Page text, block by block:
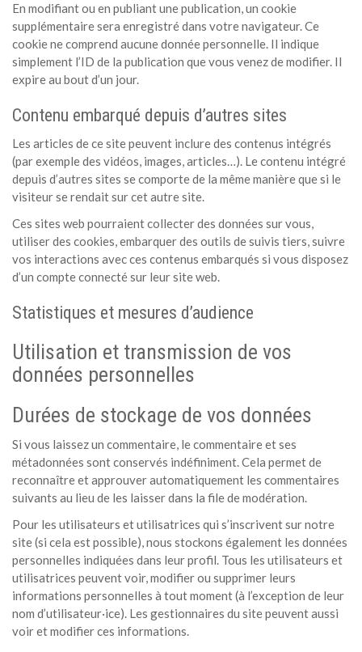
En modifiant ou en publiant une publication, un cookie
supplémentaire sera enregistré dans votre navigateur. Ce
cookie ne comprend aucune donnée personnelle. Il indique
simplement l’ID de la publication que vous venez de modifier. Il
expire au bout d’un jour.
Contenu embarqué depuis d’autres sites
Les articles de ce site peuvent inclure des contenus intégrés
(par exemple des vidéos, images, articles…). Le contenu intégré
depuis d’autres sites se comporte de la même manière que si le
visiteur se rendait sur cet autre site.
Ces sites web pourraient collecter des données sur vous,
utiliser des cookies, embarquer des outils de suivis tiers, suivre
vos interactions avec ces contenus embarqués si vous disposez
d’un compte connecté sur leur site web.
Statistiques et mesures d’audience
Utilisation et transmission de vos
données personnelles
Durées de stockage de vos données
Si vous laissez un commentaire, le commentaire et ses
métadonnées sont conservés indéfiniment. Cela permet de
reconnaître et approuver automatiquement les commentaires
suivants au lieu de les laisser dans la file de modération.
Pour les utilisateurs et utilisatrices qui s’inscrivent sur notre
site (si cela est possible), nous stockons également les données
personnelles indiquées dans leur profil. Tous les utilisateurs et
utilisatrices peuvent voir, modifier ou supprimer leurs
informations personnelles à tout moment (à l’exception de leur
nom d’utilisateur·ice). Les gestionnaires du site peuvent aussi
voir et modifier ces informations.